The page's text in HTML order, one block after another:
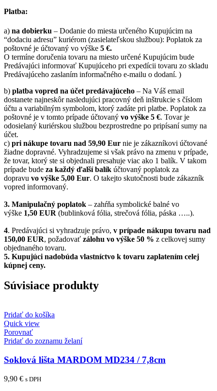
Platba:
a) na dobierku – Dodanie do miesta určeného Kupujúcim na
“dodaciu adresu” kuriérom (zasielateľskou službou): Poplatok za
poštovné je účtovaný vo výške 5 €.
O termíne doručenia tovaru na miesto určené Kupujúcim bude
Predávajúci informovať Kupujúceho pri expedícii tovaru zo skladu
Predávajúceho zaslaním informačného e-mailu o dodaní. )
b) platba vopred na účet predávajúceho – Na Váš email
dostanete najneskôr nasledujúci pracovný deň inštrukcie s číslom
účtu a variabilným symbolom, ktorý zadáte pri platbe. Poplatok za
poštovné je v tomto prípade účtovaný vo výške 5 €. Tovar je
odosielaný kuriérskou službou bezprostredne po pripísaní sumy na
účet.
c) pri nákupe tovaru nad 59,90 Eur nie je zákazníkovi účtované
žiadne dopravné. Vyhradzujeme si však právo na zmenu v prípade,
že tovar, ktorý ste si objednali presahuje viac ako 1 balík. V takom
prípade bude za každý ďalší balík účtovaný poplatok za
dopravu vo výške 5,00 Eur. O takejto skutočnosti bude zákazník
vopred informovaný.
3. Manipulačný poplatok – zahŕňa symbolické balné vo
výške 1,50 EUR (bublinková fólia, strečová fólia, páska …..).
4. Predávajúci si vyhradzuje právo, v prípade nákupu tovaru nad
150,00 EUR, požadovať zálohu vo výške 50 % z celkovej sumy
objednaného tovaru.
5. Kupujúci nadobúda vlastníctvo k tovaru zaplatením celej
kúpnej ceny.
Súvisiace produkty
Pridať do košíka
Quick view
Porovnať
Pridať do zoznamu želaní
Soklová lišta MARDOM MD234 / 7,8cm
9,90 € s DPH